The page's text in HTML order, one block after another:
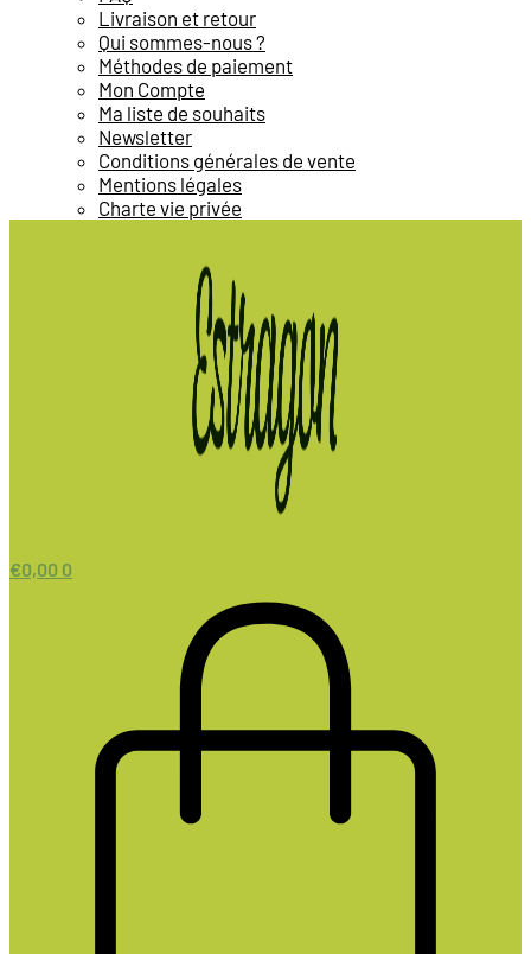
Livraison et retour
Qui sommes-nous ?
Méthodes de paiement
Mon Compte
Ma liste de souhaits
Newsletter
Conditions générales de vente
Mentions légales
Charte vie privée
€0,00 0